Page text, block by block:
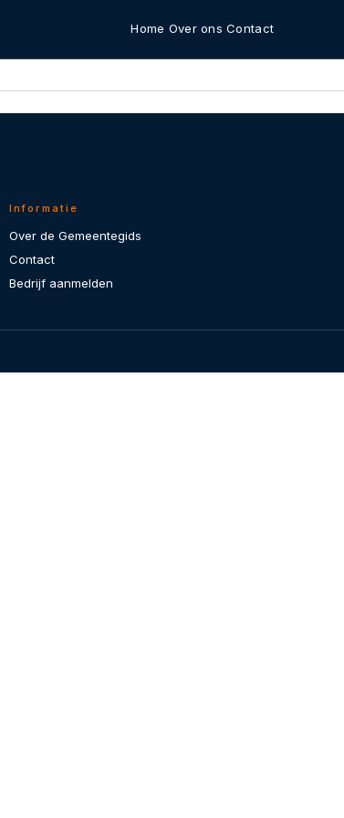
Home Over ons Contact
Informatie
Over de Gemeentegids
Contact
Bedrijf aanmelden